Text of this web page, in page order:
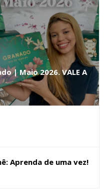
| Maio 2026. VALE A
Aprenda de uma vez!